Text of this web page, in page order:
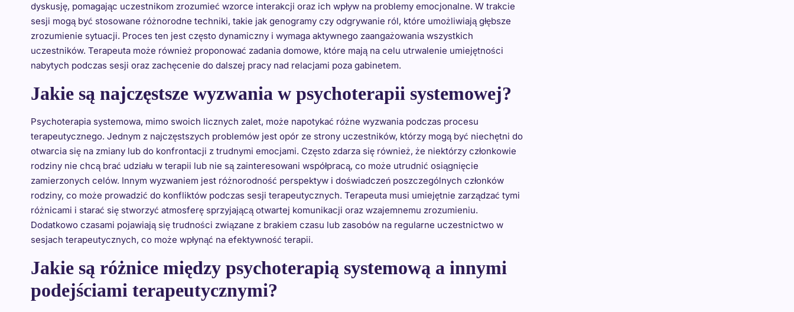
dyskusję, pomagając uczestnikom zrozumieć wzorce interakcji oraz ich wpływ na problemy emocjonalne. W trakcie
sesji mogą być stosowane różnorodne techniki, takie jak genogramy czy odgrywanie ról, które umożliwiają głębsze
zrozumienie sytuacji. Proces ten jest często dynamiczny i wymaga aktywnego zaangażowania wszystkich
uczestników. Terapeuta może również proponować zadania domowe, które mają na celu utrwalenie umiejętności
nabytych podczas sesji oraz zachęcenie do dalszej pracy nad relacjami poza gabinetem.
Jakie są najczęstsze wyzwania w psychoterapii systemowej?
Psychoterapia systemowa, mimo swoich licznych zalet, może napotykać różne wyzwania podczas procesu
terapeutycznego. Jednym z najczęstszych problemów jest opór ze strony uczestników, którzy mogą być niechętni do
otwarcia się na zmiany lub do konfrontacji z trudnymi emocjami. Często zdarza się również, że niektórzy członkowie
rodziny nie chcą brać udziału w terapii lub nie są zainteresowani współpracą, co może utrudnić osiągnięcie
zamierzonych celów. Innym wyzwaniem jest różnorodność perspektyw i doświadczeń poszczególnych członków
rodziny, co może prowadzić do konfliktów podczas sesji terapeutycznych. Terapeuta musi umiejętnie zarządzać tymi
różnicami i starać się stworzyć atmosferę sprzyjającą otwartej komunikacji oraz wzajemnemu zrozumieniu.
Dodatkowo czasami pojawiają się trudności związane z brakiem czasu lub zasobów na regularne uczestnictwo w
sesjach terapeutycznych, co może wpłynąć na efektywność terapii.
Jakie są różnice między psychoterapią systemową a innymi
podejściami terapeutycznymi?